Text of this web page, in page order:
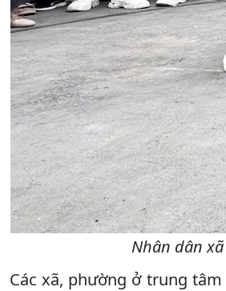
Nhân dân
Các xã, phường ở trung